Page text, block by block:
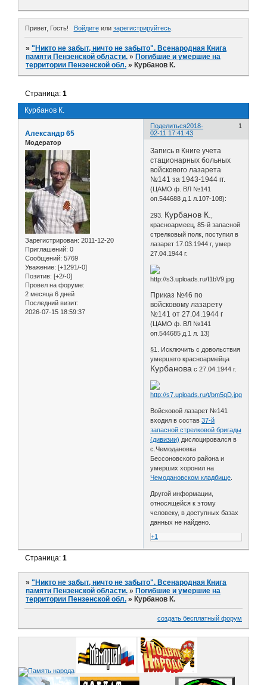
Привет, Гость! Войдитеили зарегистрируйтесь.
»"Никто не забыт, ничто не забыто". Всенародная Книга
памяти Пензенской области. » Погибшие и умершие на
территории Пензенской обл. » Курбанов К.
Курбанов К.
Страница:1
Поделиться 1
2018-
02-11 17:41:43
Александр 65
Модератор
Зарегистрирован: 2011-12-20
Приглашений: 0
Сообщений: 5769
Уважение: [+1291/-0]
Позитив: [+2/-0]
Провел на форуме:
2 месяца 6 дней
Последний визит:
2026-07-15 18:59:37
Запись в Книге учета
стационарных больных
войскового лазарета
№141 за 1943-1944 гг.
(ЦАМО ф. ВЛ №141
оп.544688 д.1 л.107-108):
293. Курбанов К.
красноармеец, 85-й запасной
стрелковый полк, поступил в
лазарет 17.03.1944 г, умер
27.04.1944 г.
Приказ №46 по
войсковому лазарету
№141 от 27.04.1944 г
(ЦАМО ф. ВЛ №141
оп.544685 д.1 л. 13)
§1. Исключить с довольствия
умершего красноармейца
Курбанова с 27.04.1944 г.
Войсковой лазарет №141
входил в состав37-й
запасной стрелковой бригады
(дивизии) дислоцировался в
с.Чемодановка
Бессоновского района и
умерших хоронил на
Чемодановском кладбище
Другой информации,
относящейся к этому
человеку, в доступных базах
данных не найдено.
+1
Страница:1
»"Никто не забыт, ничто не забыто". Всенародная Книга
памяти Пензенской области. » Погибшие и умершие на
территории Пензенской обл. » Курбанов К.
создать бесплатный форум